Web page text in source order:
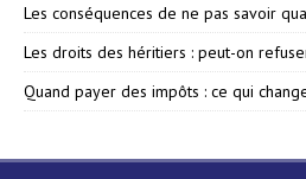
Les conséquences de ne pas savoir
Les droits des héritiers : peut-on
Quand payer des impôts : ce qui